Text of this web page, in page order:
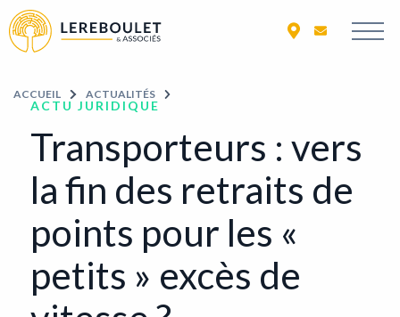
ACCUEILACCUEILACTUALITÉS
ACTU JURIDIQUE
Transporteurs : vers
la fin des retraits de
points pour les «
petits » excès de